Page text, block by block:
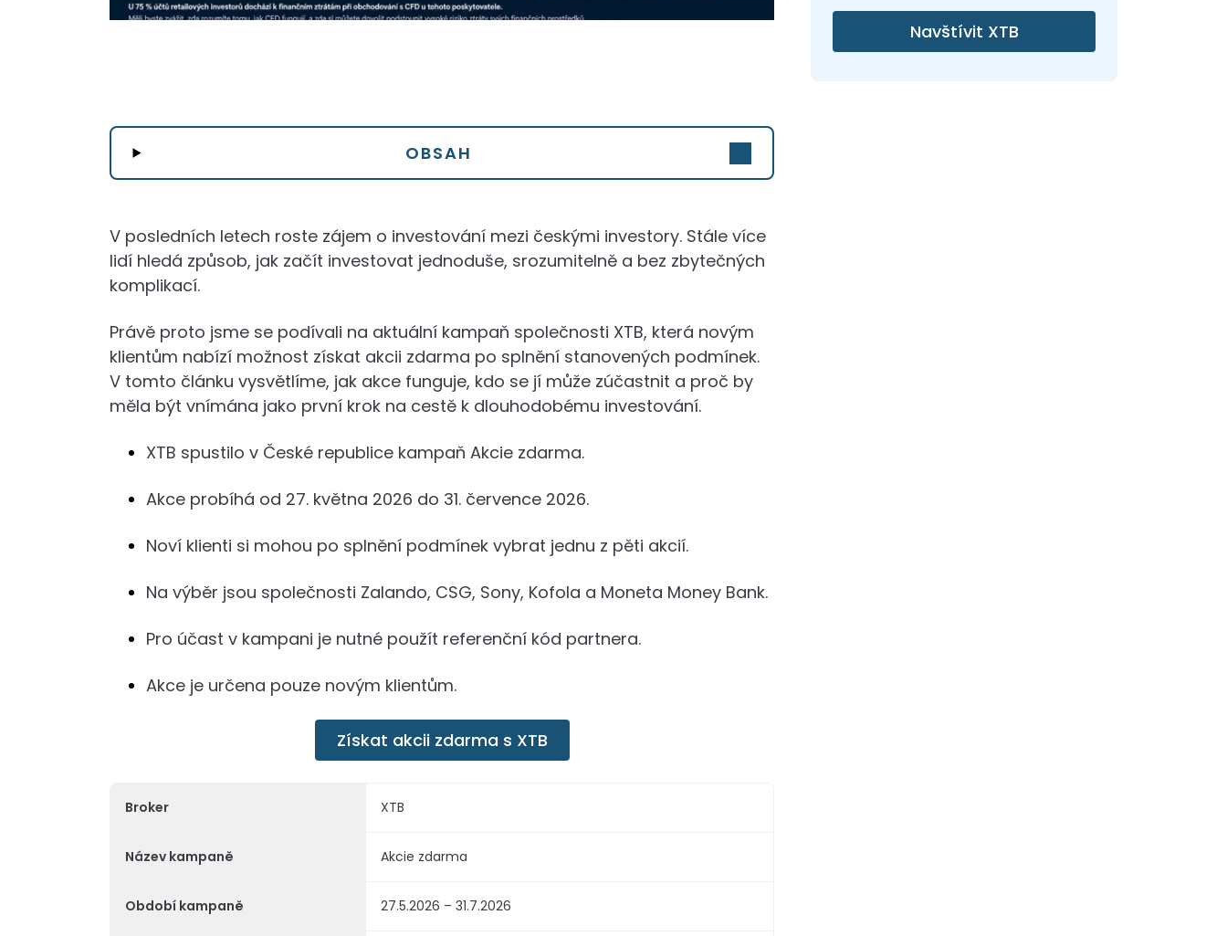
OBSAH
V posledních letech roste zájem o investování mezi českými investory. Stále více
lidí hledá způsob, jak začít investovat jednoduše, srozumitelně a bez zbytečných
komplikací.
Právě proto jsme se podívali na aktuální kampaň společnosti XTB, která novým
klientům nabízí možnost získat akcii zdarma po splnění stanovených podmínek.
V tomto článku vysvětlíme, jak akce funguje, kdo se jí může zúčastnit a proč by
měla být vnímána jako první krok na cestě k dlouhodobému investování.
XTB spustilo v České republice kampaň Akcie zdarma.
Akce probíhá od 27. května 2026 do 31. července 2026.
Noví klienti si mohou po splnění podmínek vybrat jednu z pěti akcií.
Na výběr jsou společnosti Zalando, CSG, Sony, Kofola a Moneta Money Bank.
Pro účast v kampani je nutné použít referenční kód partnera.
Akce je určena pouze novým klientům.
Získat akcii zdarma s XTB
Broker XTB
Název kampaně Akcie zdarma
Období kampaně 27.5.2026 – 31.7.2026
Navštívit XTB